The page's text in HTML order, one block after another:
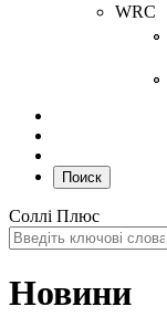
WRC
Поиск
Соллі Плюс
Новини